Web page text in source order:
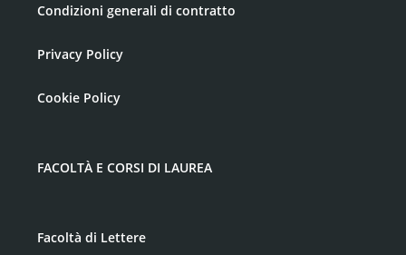
Condizioni generali di contratto
Privacy Policy
Cookie Policy
FACOLTÀ E CORSI DI LAUREA
Facoltà di Lettere